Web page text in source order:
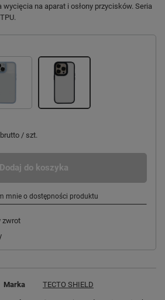
na aparat i osłony przycisków. Seria
brutto / szt.
Dodaj do koszyka
mnie o dostępności produktu
zwrot
Marka TECTO SHIELD